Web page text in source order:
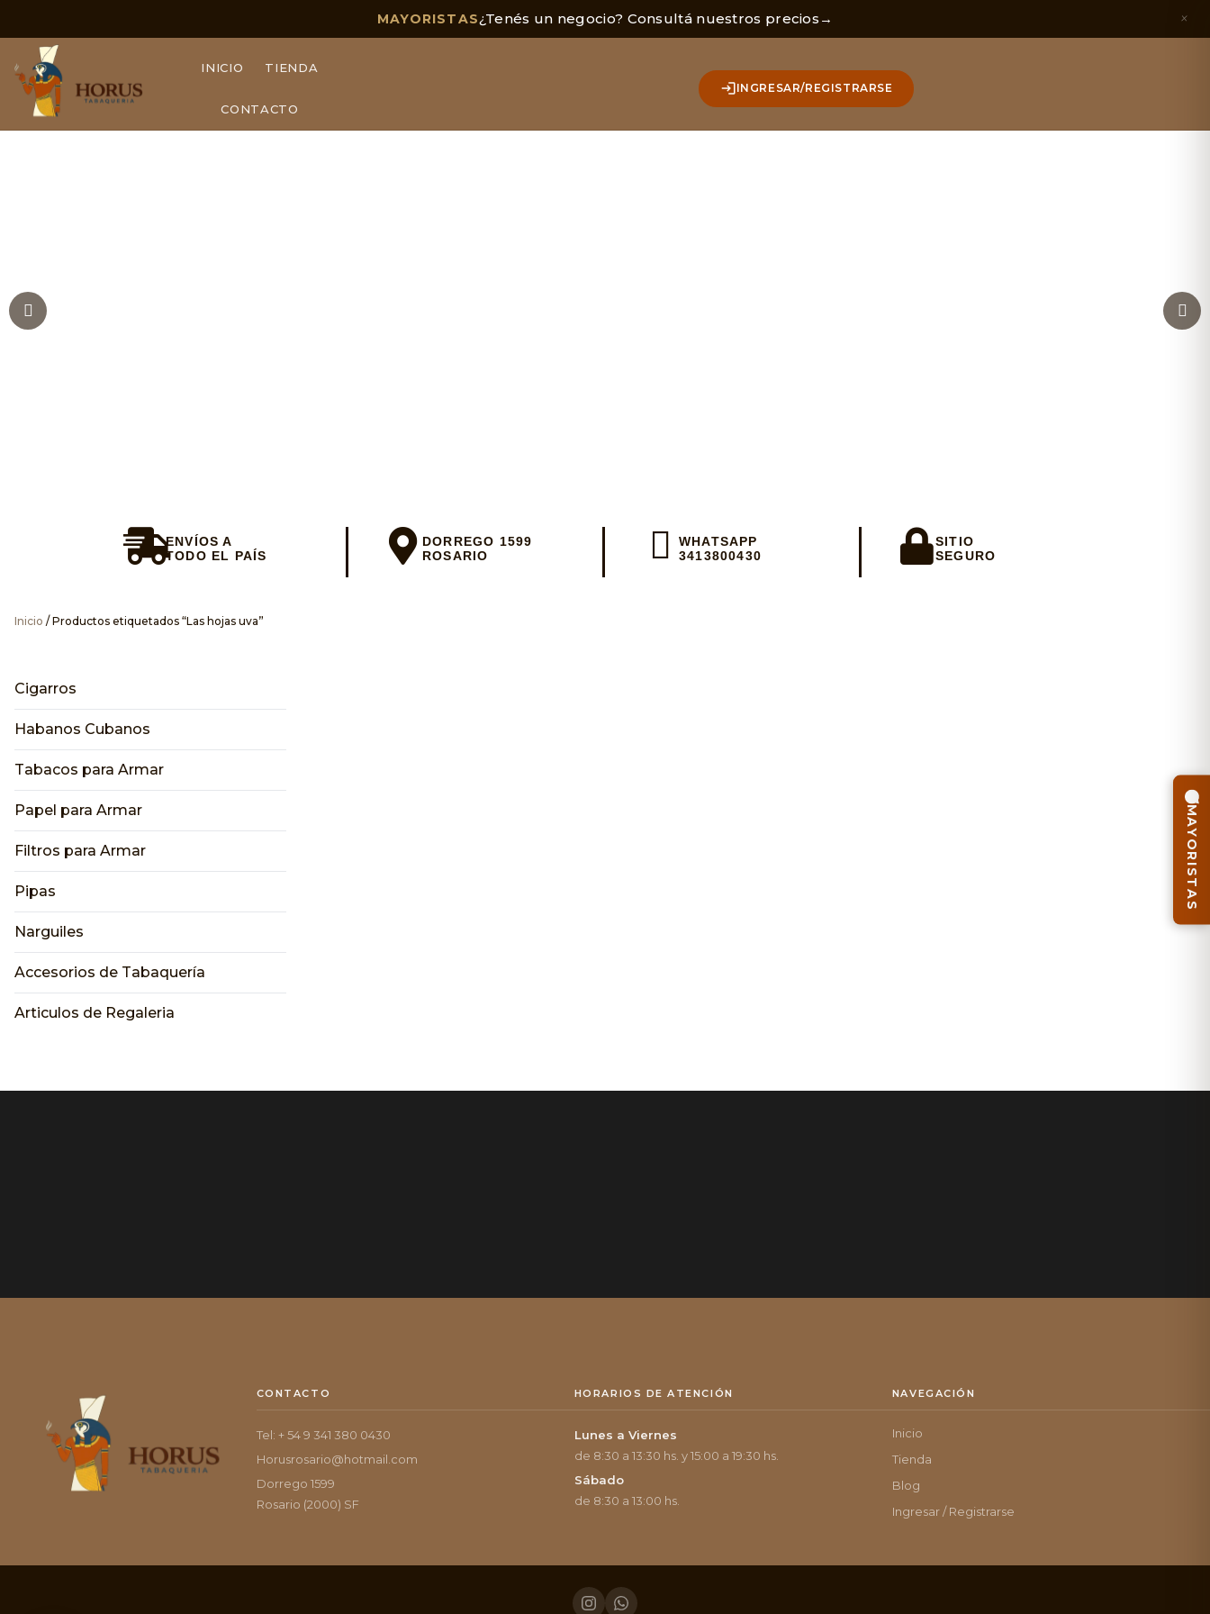
MAYORISTAS¿Tenés un negocio? Consultá nuestros precios → ×
INICIO TIENDA
CONTACTO
INGRESAR/REGISTRARSE
Envios en el día en Rosario
ENVÍOS A
TODO EL PAÍS
DORREGO 1599
ROSARIO
WHATSAPP
3413800430
SITIO
SEGURO
Inicio / Productos etiquetados “Las hojas uva”
Cigarros
Habanos Cubanos
Tabacos para Armar
Papel para Armar
Filtros para Armar
Pipas
Narguiles
Accesorios de Tabaquería
Articulos de Regaleria
CONTACTO
Tel: + 54 9 341 380 0430
Horusrosario@hotmail.com
Dorrego 1599
Rosario (2000) SF
HORARIOS DE ATENCIÓN
Lunes a Viernes
de 8:30 a 13:30 hs. y 15:00 a 19:30 hs.
Sábado
de 8:30 a 13:00 hs.
NAVEGACIÓN
Inicio
Tienda
Blog
Ingresar / Registrarse
MAYORISTAS